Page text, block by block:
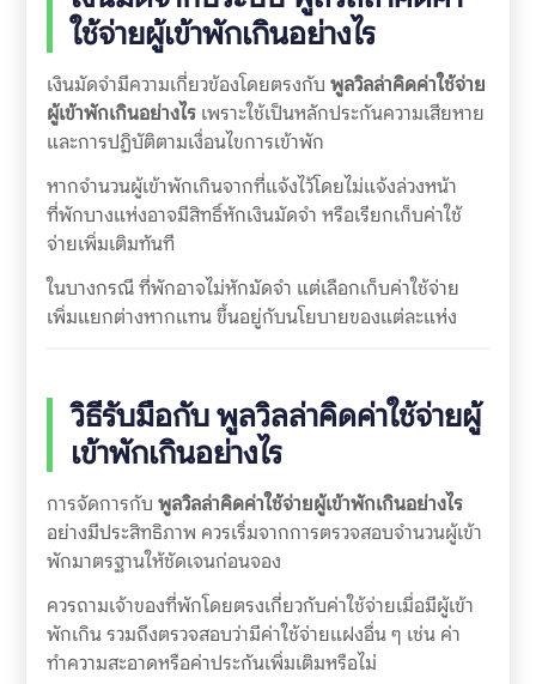
ใช้จ่ายผู้เข้าพักเกินอย่างไร
เงินมัดจำมีความเกี่ยวข้องโดยตรงกับ พูลวิลล่าคิดค่าใช้จ่าย
ผู้เข้าพักเกินอย่างไรเพราะใช้เป็นหลักประกันความเสียหาย
และการปฏิบัติตามเงื่อนไขการเข้าพัก
หากจำนวนผู้เข้าพักเกินจากที่แจ้งไว้โดยไม่แจ้งล่วงหน้า
ที่พักบางแห่งอาจมีสิทธิ์หักเงินมัดจำ หรือเรียกเก็บค่าใช้
จ่ายเพิ่มเติมทันที
ในบางกรณี ที่พักอาจไม่หักมัดจำ แต่เลือกเก็บค่าใช้จ่าย
เพิ่มแยกต่างหากแทน ขึ้นอยู่กับนโยบายของแต่ละแห่ง
วิธีรับมือกับพูลวิลล่าคิดค่าใช้จ่ายผู้
เข้าพักเกินอย่างไร
การจัดการกับ พูลวิลล่าคิดค่าใช้จ่ายผู้เข้าพักเกินอย่างไร
อย่างมีประสิทธิภาพ ควรเริ่มจากการตรวจสอบจำนวนผู้เข้า
พักมาตรฐานให้ชัดเจนก่อนจอง
ควรถามเจ้าของที่พักโดยตรงเกี่ยวกับค่าใช้จ่ายเมื่อมีผู้เข้า
พักเกิน รวมถึงตรวจสอบว่ามีค่าใช้จ่ายแฝงอื่น ๆ เช่น ค่า
ทำความสะอาดหรือค่าประกันเพิ่มเติมหรือไม่